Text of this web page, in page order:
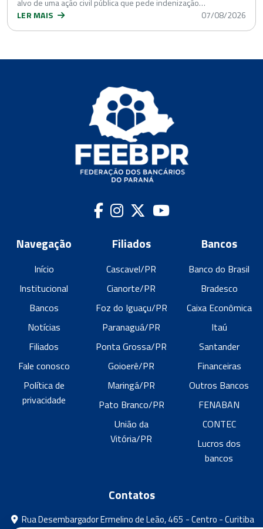
LER MAIS
07/08/2026
Navegação
Início
Institucional
Bancos
Notícias
Filiados
Fale conosco
Política de
privacidade
Filiados
Cascavel/PR
Cianorte/PR
Foz do Iguaçu/PR
Paranaguá/PR
Ponta Grossa/PR
Goioerê/PR
Maringá/PR
Pato Branco/PR
União da
Vitória/PR
Bancos
Banco do Brasil
Bradesco
Caixa Econômica
Itaú
Santander
Financeiras
Outros Bancos
FENABAN
CONTEC
Lucros dos
bancos
Contatos
Rua Desembargador Ermelino de Leão, 465 - Centro - Curitiba